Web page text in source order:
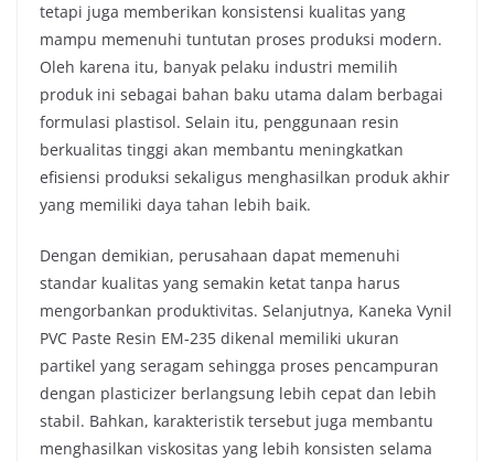
tetapi juga memberikan konsistensi kualitas yang
mampu memenuhi tuntutan proses produksi modern.
Oleh karena itu, banyak pelaku industri memilih
produk ini sebagai bahan baku utama dalam berbagai
formulasi plastisol. Selain itu, penggunaan resin
berkualitas tinggi akan membantu meningkatkan
efisiensi produksi sekaligus menghasilkan produk akhir
yang memiliki daya tahan lebih baik.
Dengan demikian, perusahaan dapat memenuhi
standar kualitas yang semakin ketat tanpa harus
mengorbankan produktivitas. Selanjutnya, Kaneka Vynil
PVC Paste Resin EM-235 dikenal memiliki ukuran
partikel yang seragam sehingga proses pencampuran
dengan plasticizer berlangsung lebih cepat dan lebih
stabil. Bahkan, karakteristik tersebut juga membantu
menghasilkan viskositas yang lebih konsisten selama